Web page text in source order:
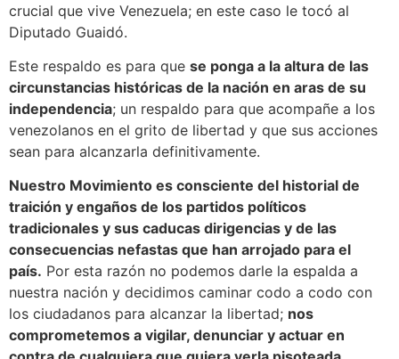
crucial que vive Venezuela; en este caso le tocó al
Diputado Guaidó.
Este respaldo es para que se ponga a la altura de las
circunstancias históricas de la nación en aras de su
independencia; un respaldo para que acompañe a los
venezolanos en el grito de libertad y que sus acciones
sean para alcanzarla definitivamente.
Nuestro Movimiento es consciente del historial de
traición y engaños de los partidos políticos
tradicionales y sus caducas dirigencias y de las
consecuencias nefastas que han arrojado para el
país. Por esta razón no podemos darle la espalda a
nuestra nación y decidimos caminar codo a codo con
los ciudadanos para alcanzar la libertad; nos
comprometemos a vigilar, denunciar y actuar en